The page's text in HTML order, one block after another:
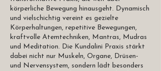
körperliche Bewegung hinausgeht. Dynamisch
und vielschichtig vereint es gezielte
Körperhaltungen, repetitive Bewegungen,
kraftvolle Atemtechniken, Mantras, Mudras
und Meditation. Die Kundalini Praxis stärkt
dabei nicht nur Muskeln, Organe, Drüsen-
und Nervensystem, sondern lädt besonders